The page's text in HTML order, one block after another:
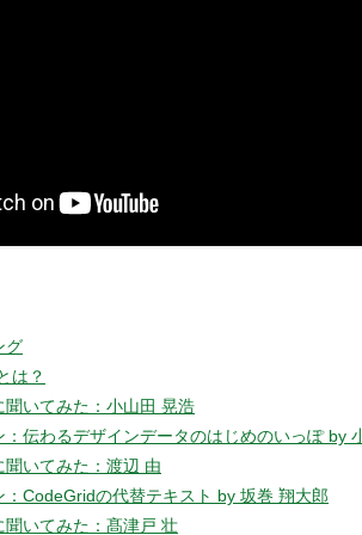
グ
は？
聞いてみた：小山田 晃浩
：伝わるデザインデータのはじめのいっぽ by
聞いてみた：渡辺 由
：CodeGridの代替テキスト by 坂巻 翔大郎
聞いてみた：髙津戸 壮